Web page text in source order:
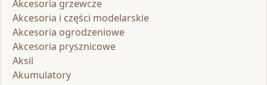
Akcesoria grzewcze
Akcesoria i części modelarskie
Akcesoria ogrodzeniowe
Akcesoria prysznicowe
Aksil
Akumulatory